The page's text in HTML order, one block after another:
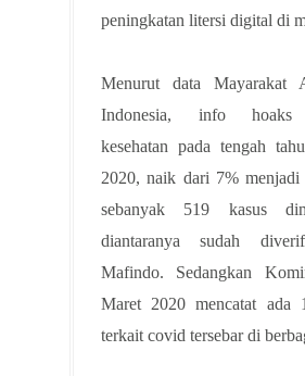
peningkatan litersi digital di
Menurut data Mayarakat
Indonesia, info hoaks
kesehatan pada tengah
2020, naik dari 7%
sebanyak 519 kasus
diantaranya sudah
Mafindo. Sedangkan
Maret 2020 mencatat ada
terkait covid tersebar di